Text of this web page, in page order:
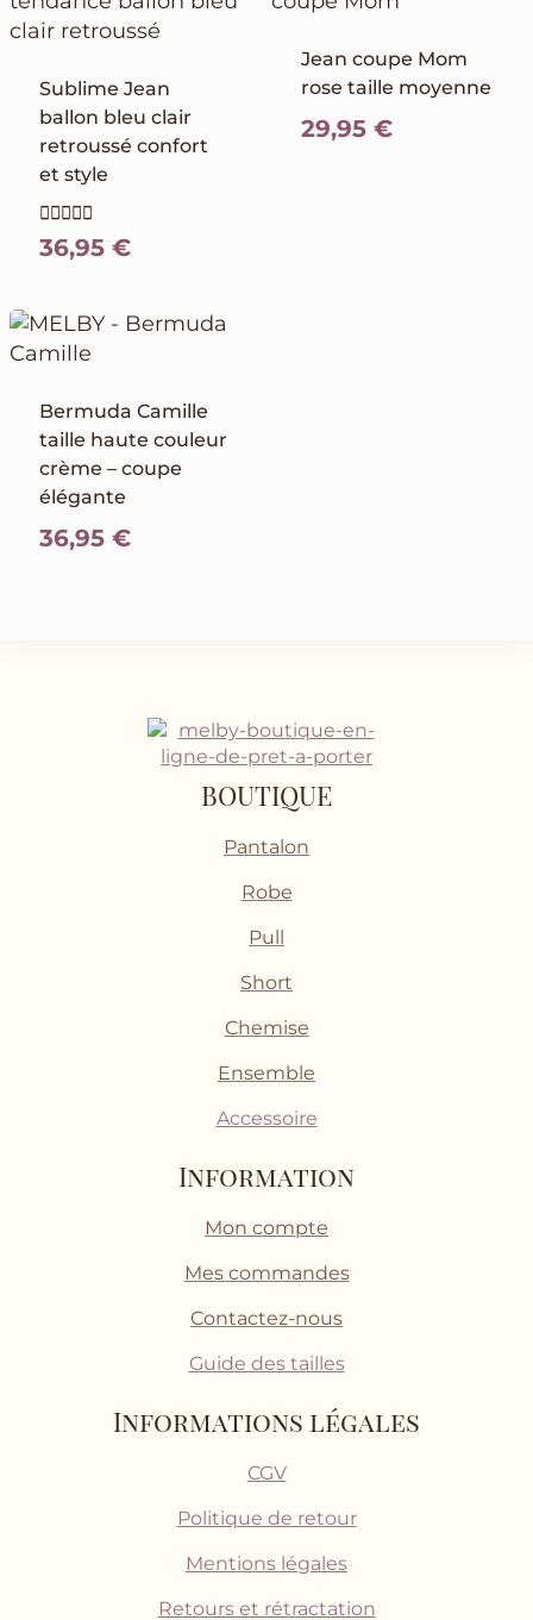
Sublime Jean
ballon bleu clair
retroussé confort
et style
Note
5.00
36,95 €
Jean coupe Mom
rose taille moyenne
29,95 €
Bermuda Camille
taille haute couleur
crème – coupe
élégante
36,95 €
BOUTIQUE
Pantalon
Robe
Pull
Short
Chemise
Ensemble
Accessoire
Information
Mon compte
Mes commandes
Contactez-nous
Guide des tailles
Informations légales
CGV
Politique de retour
Mentions légales
Retours et rétractation